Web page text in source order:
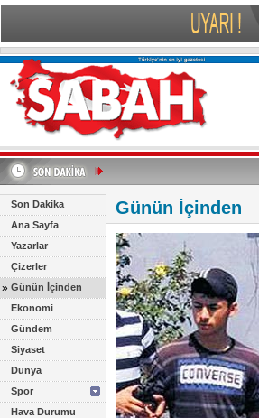
Son Dakika
Ana Sayfa
Yazarlar
Çizerler
» Günün İçinden
Ekonomi
Gündem
Siyaset
Dünya
Spor
Hava Durumu
Günün İçinden